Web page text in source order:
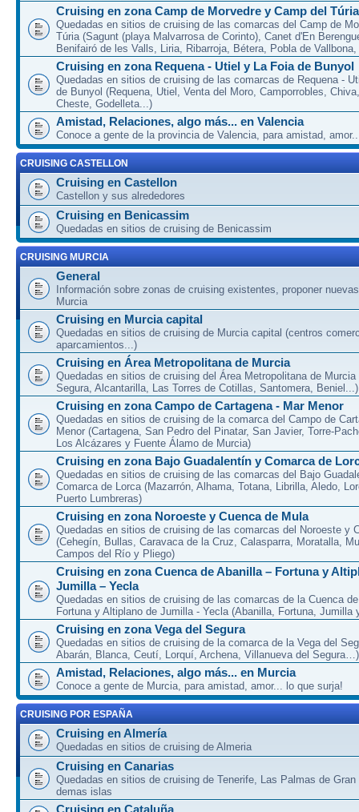
Cruising en zona Camp de Morvedre y Camp del Túria
Quedadas en sitios de cruising de las comarcas del Camp de
Túria (Sagunt (playa Malvarrosa de Corinto), Canet d'En
Benifairó de les Valls, Liria, Ribarroja, Bétera, Pobla de
Cruising en zona Requena - Utiel y La Foia de Bunyol
Quedadas en sitios de cruising de las comarcas de Requena -
de Bunyol (Requena, Utiel, Venta del Moro, Camporrobles,
Cheste, Godelleta...)
Amistad, Relaciones, algo más... en Valencia
Conoce a gente de la provincia de Valencia, para amistad,
CRUISING CASTELLON
Cruising en Castellon
Castellon y sus alrededores
Cruising en Benicassim
Quedadas en sitios de cruising de Benicassim
CRUISING MURCIA
General
Información sobre zonas de cruising existentes, proponer
Murcia
Cruising en Murcia capital
Quedadas en sitios de cruising de Murcia capital (centros
aparcamientos...)
Cruising en Área Metropolitana de Murcia
Quedadas en sitios de cruising del Área Metropolitana de Murcia
Segura, Alcantarilla, Las Torres de Cotillas, Santomera, Beniel...)
Cruising en zona Campo de Cartagena - Mar Menor
Quedadas en sitios de cruising de la comarca del Campo de
Menor (Cartagena, San Pedro del Pinatar, San Javier, Torre-
Los Alcázares y Fuente Álamo de Murcia)
Cruising en zona Bajo Guadalentín y Comarca de
Quedadas en sitios de cruising de las comarcas del Bajo
Comarca de Lorca (Mazarrón, Alhama, Totana, Librilla, Aledo,
Puerto Lumbreras)
Cruising en zona Noroeste y Cuenca de Mula
Quedadas en sitios de cruising de las comarcas del Noroeste y
(Cehegín, Bullas, Caravaca de la Cruz, Calasparra, Moratalla,
Campos del Río y Pliego)
Cruising en zona Cuenca de Abanilla – Fortuna y
Jumilla – Yecla
Quedadas en sitios de cruising de las comarcas de la Cuenca
Fortuna y Altiplano de Jumilla - Yecla (Abanilla, Fortuna, Jumilla
Cruising en zona Vega del Segura
Quedadas en sitios de cruising de la comarca de la Vega del
Abarán, Blanca, Ceutí, Lorquí, Archena, Villanueva del Segura…)
Amistad, Relaciones, algo más... en Murcia
Conoce a gente de Murcia, para amistad, amor... lo que surja!
CRUISING POR ESPAÑA
Cruising en Almería
Quedadas en sitios de cruising de Almeria
Cruising en Canarias
Quedadas en sitios de cruising de Tenerife, Las Palmas de Gran
demas islas
Cruising en Cataluña